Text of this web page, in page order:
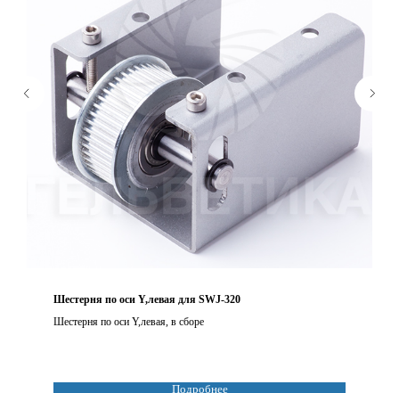
Шестерня по оси Y,левая для SWJ-320
Шестерня по оси Y,левая, в сборе
Подробнее